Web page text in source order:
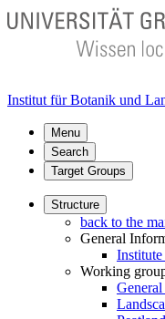
Institut für Botanik und
Menu
Search
Target Groups
Structure
back to the
General
Institute
Working